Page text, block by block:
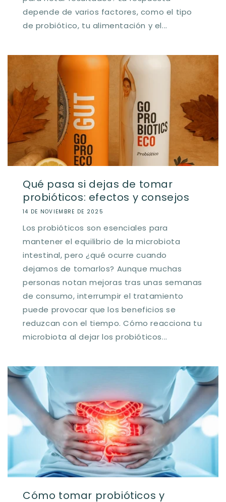
depende de varios factores, como el tipo
de probiótico, tu alimentación y el...
Qué pasa si dejas de tomar
probióticos: efectos y consejos
14 DE NOVIEMBRE DE 2025
Los probióticos son esenciales para
mantener el equilibrio de la microbiota
intestinal, pero ¿qué ocurre cuando
dejamos de tomarlos? Aunque muchas
personas notan mejoras tras unas semanas
de consumo, interrumpir el tratamiento
puede provocar que los beneficios se
reduzcan con el tiempo. Cómo reacciona tu
microbiota al dejar los probióticos...
Cómo tomar probióticos y